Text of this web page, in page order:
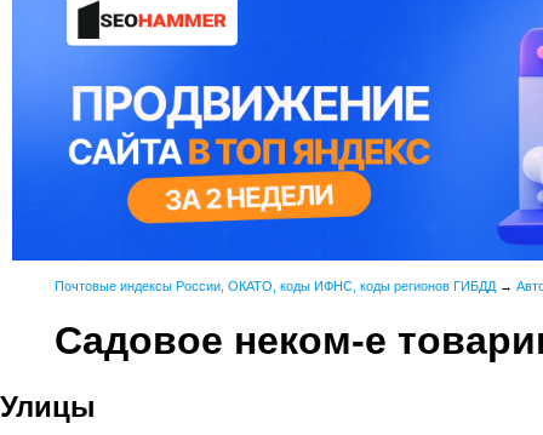
Почтовые индексы России, ОКАТО, коды ИФНС, коды регионов ГИБДД →
Садовое неком-е
Улицы